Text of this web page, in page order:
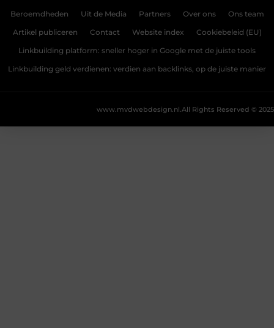
Beroemdheden Uit de Media Partners Over ons Ons team
Artikel publiceren Contact Website index Cookiebeleid (EU)
Linkbuilding platform: sneller hoger in Google met de juiste tools
Linkbuilding geld verdienen: verdien aan backlinks, op de juiste manier
All Rights Reserved © 2025
www.mvdwebdesign.nl.